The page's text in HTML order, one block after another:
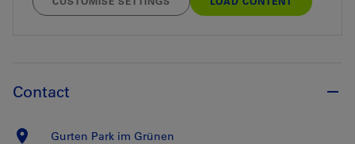
Contact
Gurten Park im Grünen